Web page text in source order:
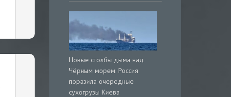
Новые столбы дыма над
Чёрным морем: Россия
поразила очередные
сухогрузы Киева